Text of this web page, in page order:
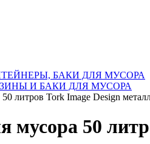
БАКИ ДЛЯ МУСОРА
И БАКИ ДЛЯ МУСОРА
литров Tork Image Design
мусора 50